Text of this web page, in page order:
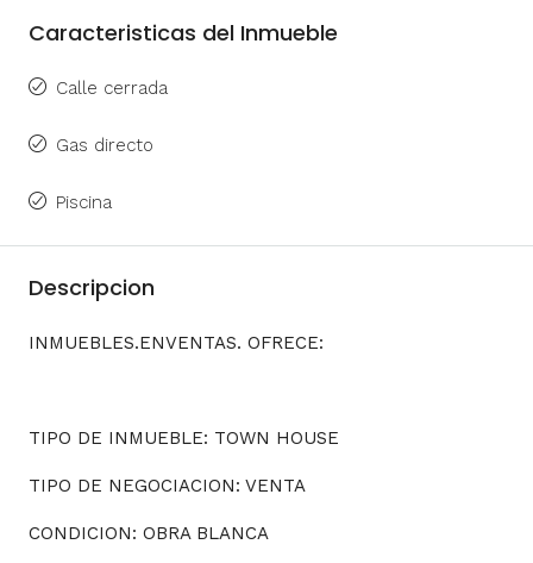
Caracteristicas del Inmueble
Calle cerrada
Gas directo
Piscina
Descripcion
INMUEBLES.ENVENTAS. OFRECE:
TIPO DE INMUEBLE: TOWN HOUSE
TIPO DE NEGOCIACION: VENTA
CONDICION: OBRA BLANCA